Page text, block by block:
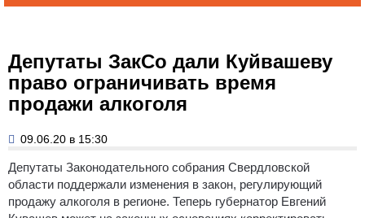
Депутаты ЗакСо дали Куйвашеву
право ограничивать время
продажи алкоголя
09.06.20 в 15:30
Депутаты Законодательного собрания Свердловской
области поддержали изменения в закон, регулирующий
продажу алкоголя в регионе. Теперь губернатор Евгений